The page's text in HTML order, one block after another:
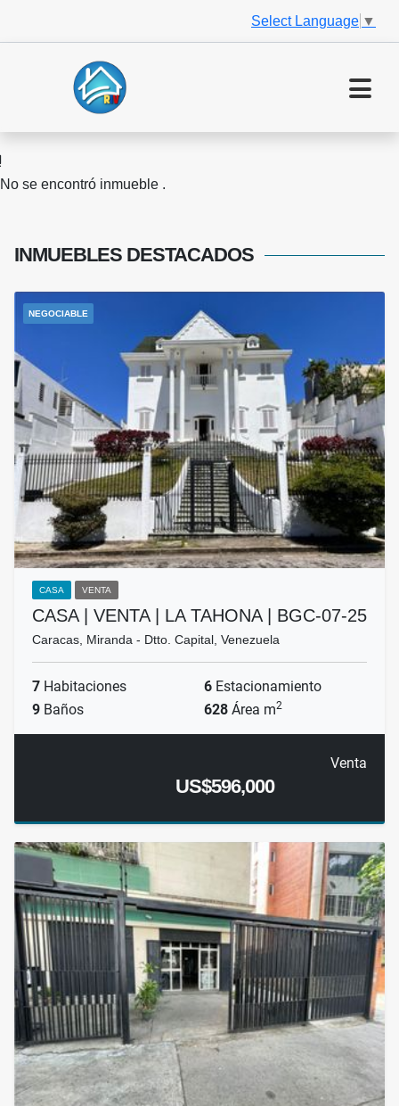
Select Language ▼
No se encontró inmueble .
INMUEBLES DESTACADOS
NEGOCIABLE
CASA VENTA
CASA | VENTA | LA TAHONA | BGC-07-25
Caracas, Miranda - Dtto. Capital, Venezuela
7 Habitaciones 6 Estacionamiento
9 Baños 628 Área m2
Venta
US$596,000